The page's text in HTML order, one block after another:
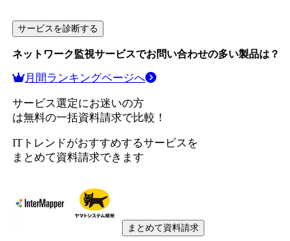
サービスを診断する
ネットワーク監視サービスでお問い合わせの多い製品は？
月間ランキングページへ
サービス選定にお迷いの方
は無料の一括資料請求で比較！
ITトレンドがおすすめするサービスを
まとめて資料請求できます
まとめて資料請求